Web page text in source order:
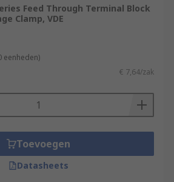
Feed Through Terminal Block
Clamp, VDE
eenheden)
€ 7,64/zak
Toevoegen
Datasheets